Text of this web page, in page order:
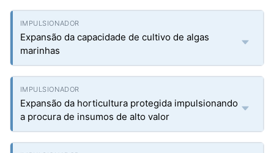
Expansão da capacidade de cultivo de algas
marinhas
Expansão da horticultura protegida impulsionando
a procura de insumos de alto valor